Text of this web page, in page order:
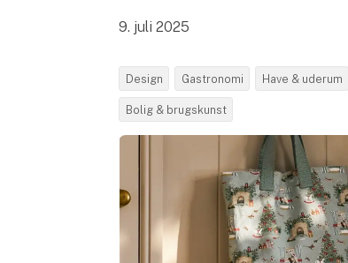
9. juli 2025
Design Gastronomi Have & uderum
Bolig & brugskunst